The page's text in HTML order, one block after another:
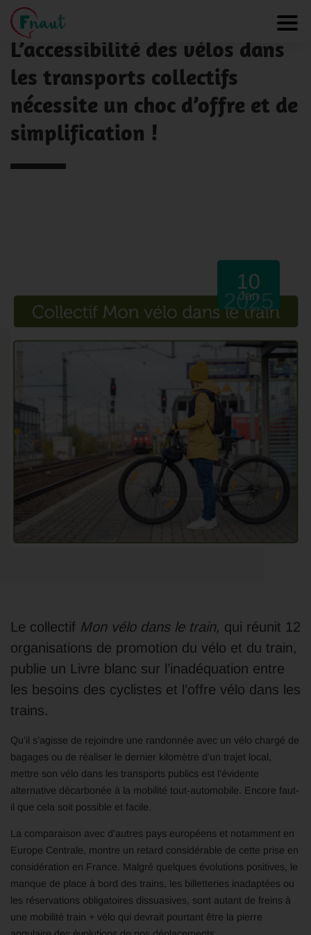
Panneau de gestion des cookies
NOS ACTUALITÉS
L’accessibilité des vélos dans
les transports collectifs
nécessite un choc d’offre et de
simplification !
10
Jan
2025
Le collectif Mon vélo dans le train, qui réunit 12
organisations de promotion du vélo et du train,
publie un Livre blanc sur l’inadéquation entre
les besoins des cyclistes et l’offre vélo dans les
trains.
Qu’il s’agisse de rejoindre une randonnée avec un vélo chargé de
bagages ou de réaliser le dernier kilomètre d’un trajet local,
mettre son vélo dans les transports publics est l’évidente
alternative décarbonée à la mobilité tout-automobile. Encore faut-
il que cela soit possible et facile.
La comparaison avec d’autres pays européens et notamment en
Europe Centrale, montre un retard considérable de cette prise en
considération en France. Malgré quelques évolutions positives, le
manque de place à bord des trains, les billetteries inadaptées ou
les réservations obligatoires dissuasives, sont autant de freins à
une mobilité train + vélo qui devrait pourtant être la pierre